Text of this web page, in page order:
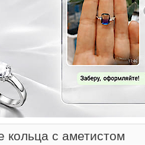
кольца с аметистом